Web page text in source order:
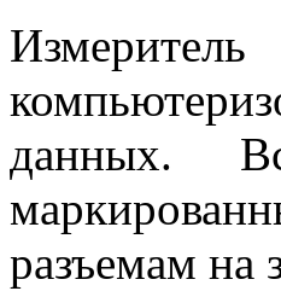
данных.
разъемам на